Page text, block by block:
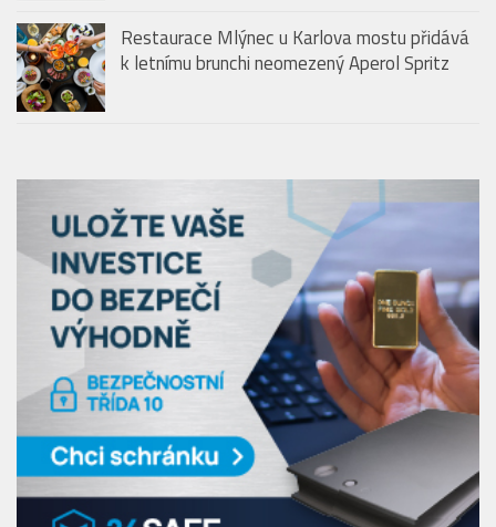
Restaurace Mlýnec u Karlova mostu přidává
k letnímu brunchi neomezený Aperol Spritz